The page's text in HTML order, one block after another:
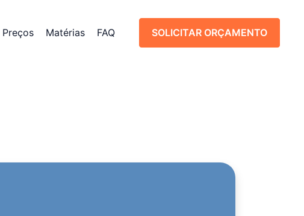
Preços Matérias
FAQ
SOLICITAR ORÇAMENTO
SOLICITAR ORÇAMENTO